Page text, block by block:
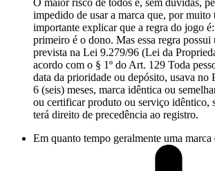
O maior risco de todos é, sem dúvidas,
impedido de usar a marca que, por muito
importante explicar que a regra do jogo
primeiro é o dono. Mas essa regra possui
prevista na Lei 9.279/96 (Lei da
acordo com o § 1º do Art. 129 Toda
data da prioridade ou depósito, usava no
6 (seis) meses, marca idêntica ou
ou certificar produto ou serviço idêntico,
terá direito de precedência ao registro.
Em quanto tempo geralmente uma marca